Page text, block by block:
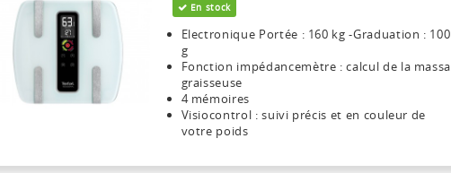
En stock
Electronique Portée : 160 kg -Graduation : 100
g
Fonction impédancemètre : calcul de la massa
graisseuse
4 mémoires
Visiocontrol : suivi précis et en couleur de
votre poids